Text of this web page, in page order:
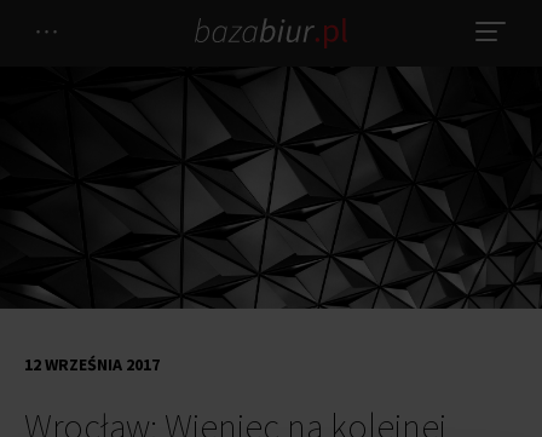
Wrocław: Wieniec na kolejnej
12 WRZEŚNIA 2017